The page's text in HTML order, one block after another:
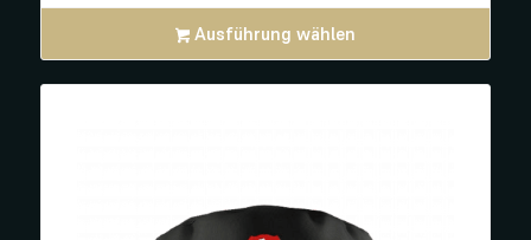
Ausführung wählen